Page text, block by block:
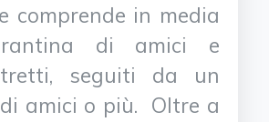
comprende in media
di amici e
seguiti da un
amici o più. Oltre a